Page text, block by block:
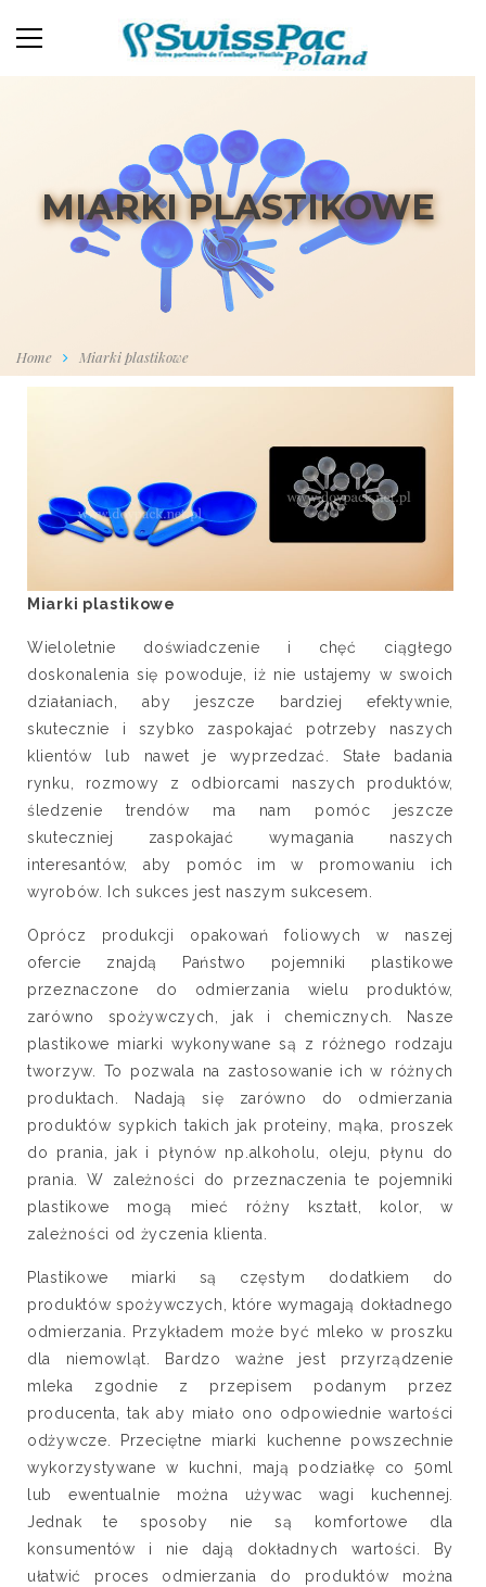
MIARKI PLASTIKOWE
Home Miarki plastikowe
Miarki plastikowe
Wieloletnie doświadczenie i chęć ciągłego
doskonalenia się powoduje, iż nie ustajemy w swoich
działaniach, aby jeszcze bardziej efektywnie,
skutecznie i szybko zaspokajać potrzeby naszych
klientów lub nawet je wyprzedzać. Stałe badania
rynku, rozmowy z odbiorcami naszych produktów,
śledzenie trendów ma nam pomóc jeszcze
skuteczniej zaspokajać wymagania naszych
interesantów, aby pomóc im w promowaniu ich
wyrobów. Ich sukces jest naszym sukcesem.
Oprócz produkcji opakowań foliowych w naszej
ofercie znajdą Państwo pojemniki plastikowe
przeznaczone do odmierzania wielu produktów,
zarówno spożywczych, jak i chemicznych. Nasze
plastikowe miarki wykonywane są z różnego rodzaju
tworzyw. To pozwala na zastosowanie ich w różnych
produktach. Nadają się zarówno do odmierzania
produktów sypkich takich jak proteiny, mąka, proszek
do prania, jak i płynów np.alkoholu, oleju, płynu do
prania. W zależności do przeznaczenia te pojemniki
plastikowe mogą mieć różny kształt, kolor, w
zależności od życzenia klienta.
Plastikowe miarki są częstym dodatkiem do
produktów spożywczych, które wymagają dokładnego
odmierzania. Przykładem może być mleko w proszku
dla niemowląt. Bardzo ważne jest przyrządzenie
mleka zgodnie z przepisem podanym przez
producenta, tak aby miało ono odpowiednie wartości
odżywcze. Przeciętne miarki kuchenne powszechnie
wykorzystywane w kuchni, mają podziałkę co 50ml
lub ewentualnie można używac wagi kuchennej.
Jednak te sposoby nie są komfortowe dla
konsumentów i nie dają dokładnych wartości. By
ułatwić proces odmierzania do produktów można